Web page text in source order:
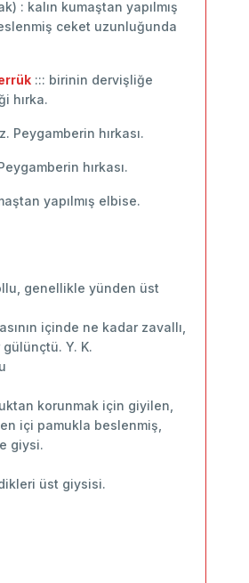
: kalın kumaştan yapılmış
ceket uzunluğunda
::: birinin dervişliğe
hırka.
Peygamberin hırkası.
hırkası.
yapılmış elbise.
genellikle yünden üst
içinde ne kadar zavallı,
Y. K.
korunmak için giyilen,
içi pamukla beslenmiş,
giysi.
üst giysisi.